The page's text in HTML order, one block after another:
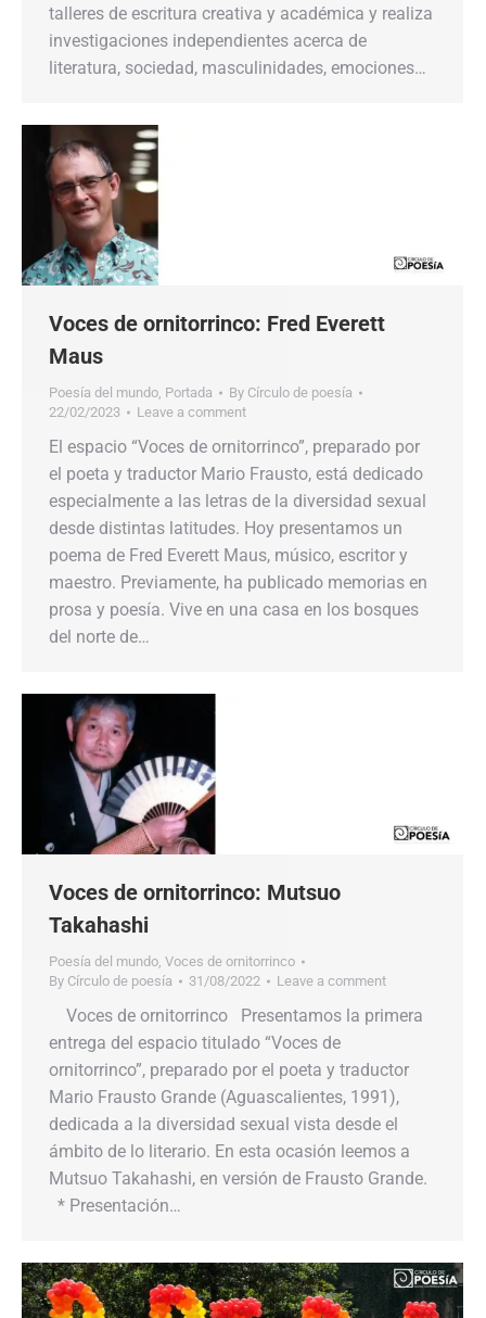
talleres de escritura creativa y académica y realiza
investigaciones independientes acerca de
literatura, sociedad, masculinidades, emociones…
Voces de ornitorrinco: Fred Everett
Maus
Poesía del mundo, Portada By Círculo de poesía
22/02/2023
Leave a comment
El espacio “Voces de ornitorrinco”, preparado por
el poeta y traductor Mario Frausto, está dedicado
especialmente a las letras de la diversidad sexual
desde distintas latitudes. Hoy presentamos un
poema de Fred Everett Maus, músico, escritor y
maestro. Previamente, ha publicado memorias en
prosa y poesía. Vive en una casa en los bosques
del norte de…
Voces de ornitorrinco: Mutsuo
Takahashi
Poesía del mundo, Voces de ornitorrinco
By Círculo de poesía 31/08/2022 Leave a comment
Voces de ornitorrinco Presentamos la primera
entrega del espacio titulado “Voces de
ornitorrinco”, preparado por el poeta y traductor
Mario Frausto Grande (Aguascalientes, 1991),
dedicada a la diversidad sexual vista desde el
ámbito de lo literario. En esta ocasión leemos a
Mutsuo Takahashi, en versión de Frausto Grande.
* Presentación…